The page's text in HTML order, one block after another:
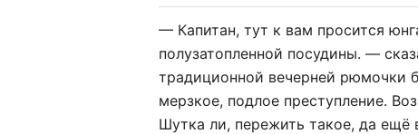
— Капитан, тут к вам просится
полузатопленной посудины. —
традиционной вечерней рюмочки
мерзкое, подлое преступление.
Шутка ли, пережить такое, да ещё